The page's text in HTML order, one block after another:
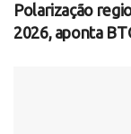
Polarização
2026, aponta